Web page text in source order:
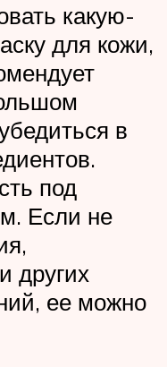
какую-
для кожи,
в
под
Если не
других
ее можно